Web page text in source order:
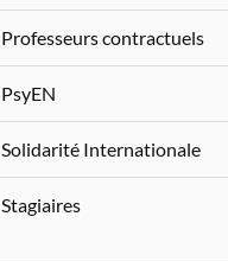
Professeurs contractuels
PsyEN
Solidarité Internationale
Stagiaires